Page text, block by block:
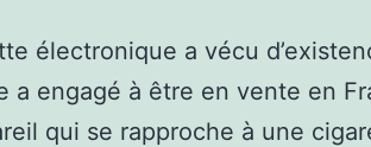
électronique a vécu
a engagé à être en vente en
qui se rapproche à une